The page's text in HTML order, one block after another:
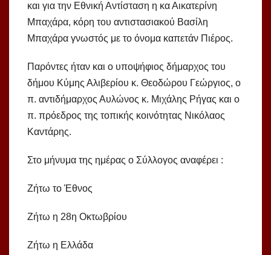
και για την Εθνική Αντίσταση η κα Αικατερίνη
Μπαχάρα, κόρη του αντιστασιακού Βασίλη
Μπαχάρα γνωστός με το όνομα καπετάν Πιέρος.
Παρόντες ήταν και ο υποψήφιος δήμαρχος του
δήμου Κύμης Αλιβερίου κ. Θεοδώρου Γεώργιος, ο
π. αντιδήμαρχος Αυλώνος κ. Μιχάλης Ρήγας και ο
π. πρόεδρος της τοπικής κοινότητας Νικόλαος
Καντάρης.
Στο μήνυμα της ημέρας ο Σύλλογος αναφέρει :
Ζήτω το Έθνος
Ζήτω η 28η Οκτωβρίου
Ζήτω η Ελλάδα